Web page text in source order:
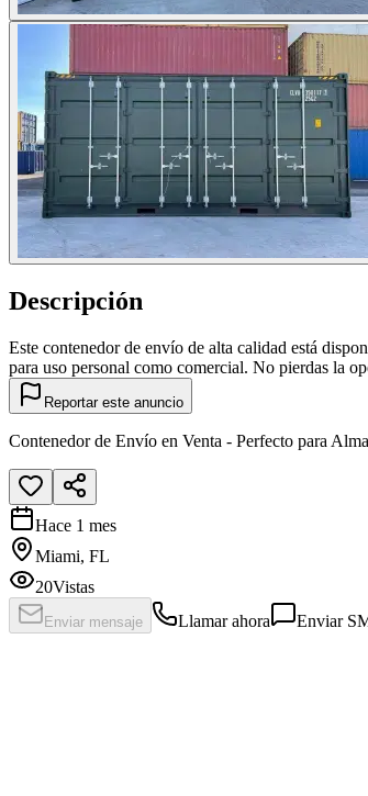
Descripción
Este contenedor de envío de alta calidad está
para uso personal como comercial. No pierdas la
Reportar este anuncio
Contenedor de Envío en Venta - Perfecto para
Hace 1 mes
Miami, FL
20Vistas
Enviar mensaje Llamar ahora Enviar